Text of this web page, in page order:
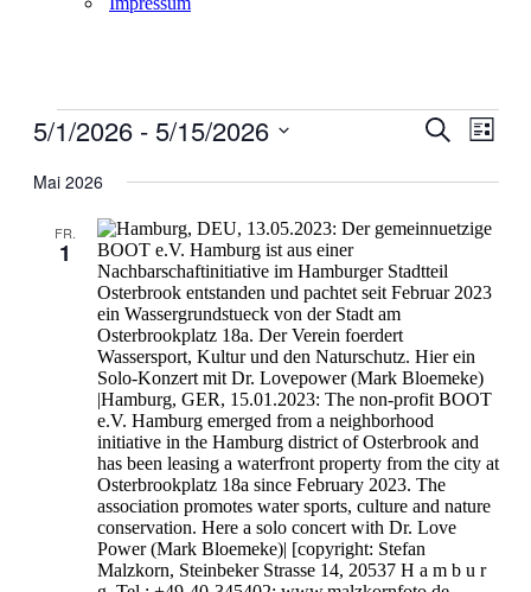
Veranstaltungen
und
Suche
Liste
5/1/2026 - 5/15/2026
wählen.
Mai 2026
FR.
1